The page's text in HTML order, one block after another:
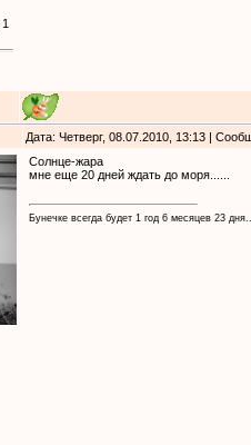
Дата: Четверг, 08.07.2010, 13:13 |
Солнце-жара
мне еще 20 дней ждать до моря......
Бунечке всегда будет 1 год 6 месяцев 23